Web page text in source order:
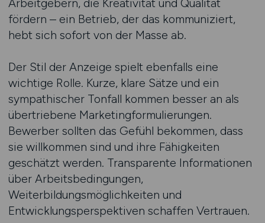
Arbeitgebern, die Kreativität und Qualität
fördern – ein Betrieb, der das kommuniziert,
hebt sich sofort von der Masse ab.
Der Stil der Anzeige spielt ebenfalls eine
wichtige Rolle. Kurze, klare Sätze und ein
sympathischer Tonfall kommen besser an als
übertriebene Marketingformulierungen.
Bewerber sollten das Gefühl bekommen, dass
sie willkommen sind und ihre Fähigkeiten
geschätzt werden. Transparente Informationen
über Arbeitsbedingungen,
Weiterbildungsmöglichkeiten und
Entwicklungsperspektiven schaffen Vertrauen.